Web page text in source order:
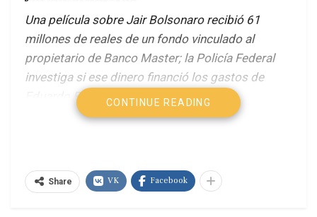
Una película sobre Jair Bolsonaro recibió 61
millones de reales de un fondo vinculado al
propietario de Banco Master; la Policía Federal
investiga si ese dinero financió los gastos de
Eduardo Bolsonaro en Estados Unidos.
El exdiputado federal Eduardo Bolsonaro (PL-SP)
participó directamente en la producción ejecutiva
CONTINUE READING
Share VK Facebook